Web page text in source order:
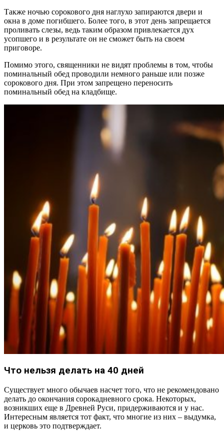
Также ночью сорокового дня наглухо запираются двери и
окна в доме погибшего. Более того, в этот день запрещается
проливать слезы, ведь таким образом привлекается дух
усопшего и в результате он не сможет быть на своем
приговоре.
Помимо этого, священники не видят проблемы в том, чтобы
поминальный обед проводили немного раньше или позже
сорокового дня. При этом запрещено переносить
поминальный обед на кладбище.
Что нельзя делать на 40 дней
Существует много обычаев насчет того, что не рекомендовано
делать до окончания сорокадневного срока. Некоторых,
возникших еще в Древней Руси, придерживаются и у нас.
Интересным является тот факт, что многие из них – выдумка,
и церковь это подтверждает.